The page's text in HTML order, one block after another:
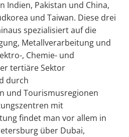
Indien, Pakistan und China,
und Taiwan. Diese drei
spezialisiert auf die
Metallverarbeitung und
, Chemie- und
tertiäre Sektor
durch
und Tourismusregionen
mit
findet man vor allem in
über Dubai,